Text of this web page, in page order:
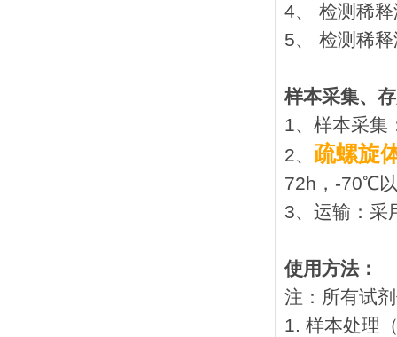
4、 检测稀
5、 检测稀
样本采集、
1、样本采集
2、 疏螺旋
72h，-70℃
3、运输：采
使用方法：
注：所有试
1. 样本处理